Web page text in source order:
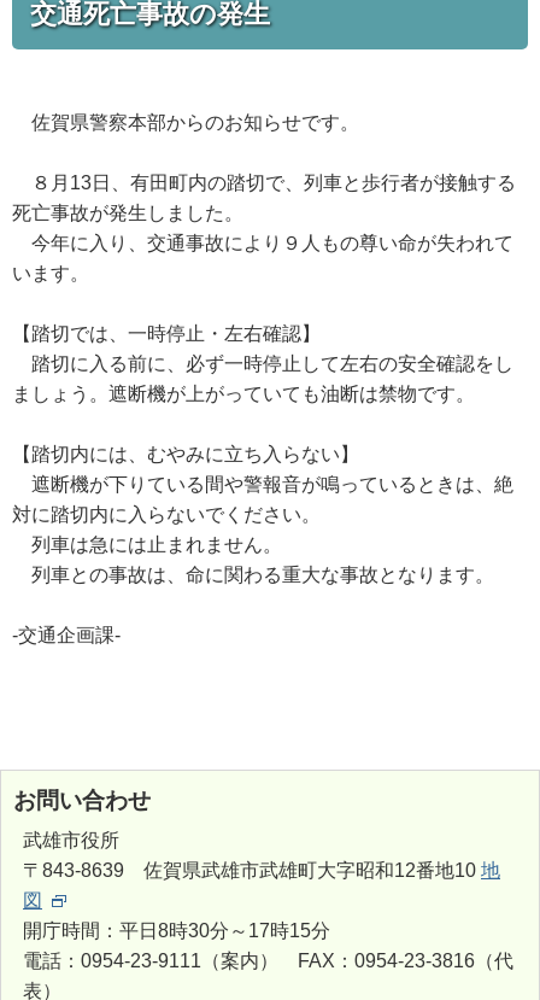
交通死亡事故の発生
佐賀県警察本部からのお知らせです。
８月13日、有田町内の踏切で、列車と歩行者が接触する
死亡事故が発生しました。
今年に入り、交通事故により９人もの尊い命が失われて
います。
【踏切では、一時停止・左右確認】
踏切に入る前に、必ず一時停止して左右の安全確認をし
ましょう。遮断機が上がっていても油断は禁物です。
【踏切内には、むやみに立ち入らない】
遮断機が下りている間や警報音が鳴っているときは、絶
対に踏切内に入らないでください。
列車は急には止まれません。
列車との事故は、命に関わる重大な事故となります。
-交通企画課-
お問い合わせ
武雄市役所
〒843-8639 佐賀県武雄市武雄町大字昭和12番地10 地
図
開庁時間：平日8時30分～17時15分
電話：0954-23-9111（案内） FAX：0954-23-3816（代
表）